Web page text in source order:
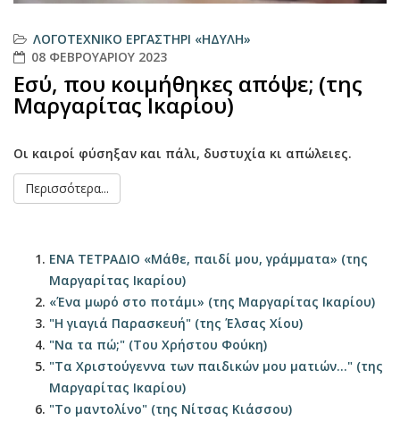
ΛΟΓΟΤΕΧΝΙΚΌ ΕΡΓΑΣΤΉΡΙ «ΗΔΎΛΗ»
08 ΦΕΒΡΟΥΑΡΊΟΥ 2023
Εσύ, που κοιμήθηκες απόψε; (της
Μαργαρίτας Ικαρίου)
Οι καιροί φύσηξαν και πάλι, δυστυχία κι απώλειες.
Περισσότερα...
ΕΝΑ ΤΕΤΡΑΔΙΟ «Μάθε, παιδί μου, γράμματα» (της
Μαργαρίτας Ικαρίου)
«Ένα μωρό στο ποτάμι» (της Μαργαρίτας Ικαρίου)
"Η γιαγιά Παρασκευή" (της Έλσας Χίου)
"Να τα πώ;" (Του Χρήστου Φούκη)
"Τα Χριστούγεννα των παιδικών μου ματιών..." (της
Μαργαρίτας Ικαρίου)
"Το μαντολίνο" (της Νίτσας Κιάσσου)